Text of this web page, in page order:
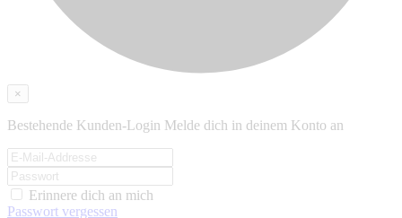
×
Bestehende Kunden-Login Melde dich in deinem Konto an
Erinnere dich an mich
Passwort vergessen